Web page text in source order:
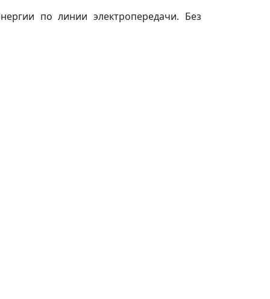
по линии электропередачи. Без